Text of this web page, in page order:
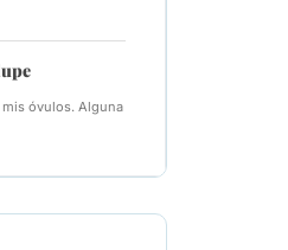
óvulos. Alguna